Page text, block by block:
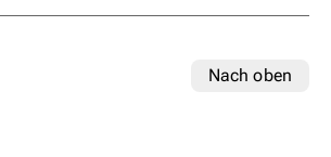
Nach oben